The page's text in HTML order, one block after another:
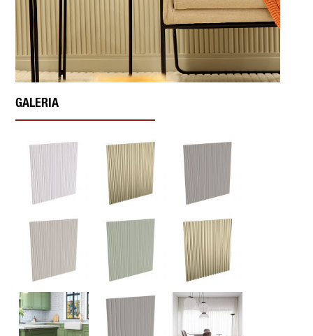
GALERIA